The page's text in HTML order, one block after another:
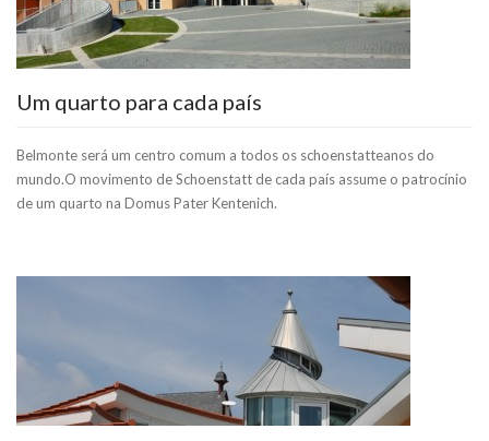
Um quarto para cada país
Belmonte será um centro comum a todos os schoenstatteanos do
mundo.O movimento de Schoenstatt de cada país assume o patrocínio
de um quarto na Domus Pater Kentenich.